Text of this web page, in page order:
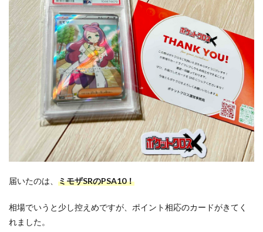
届いたのは、 ミモザSRのPSA10！
相場でいうと少し控えめですが、ポイント相応のカードがきてく
れました。